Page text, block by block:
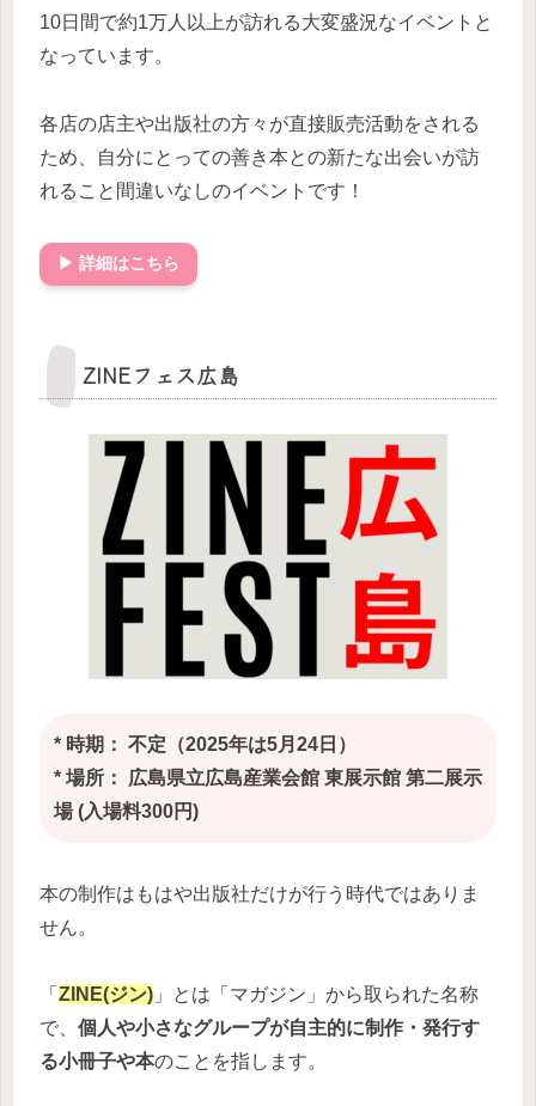
10日間で約1万人以上が訪れる大変盛況なイベントと
なっています。
各店の店主や出版社の方々が直接販売活動をされる
ため、自分にとっての善き本との新たな出会いが訪
れること間違いなしのイベントです！
▶ 詳細はこちら
ZINEフェス広島
* 時期： 不定（2025年は5月24日）
* 場所： 広島県立広島産業会館 東展示館 第二展示
場 (入場料300円)
本の制作はもはや出版社だけが行う時代ではありま
せん。
「 ZINE(ジン) 」とは「マガジン」から取られた名称
で、 個人や小さなグループが自主的に制作・発行す
る小冊子や本のことを指します。